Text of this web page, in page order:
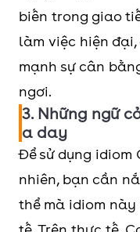
biến trong giao
làm việc hiện
mạnh sự cân
ngơi.
3. Những ngữ
a day
Để sử dụng
nhiên, bạn cần
thể mà idiom